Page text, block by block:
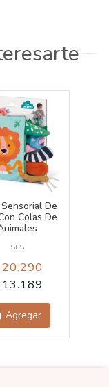
De
Colas De
SES
Agregar